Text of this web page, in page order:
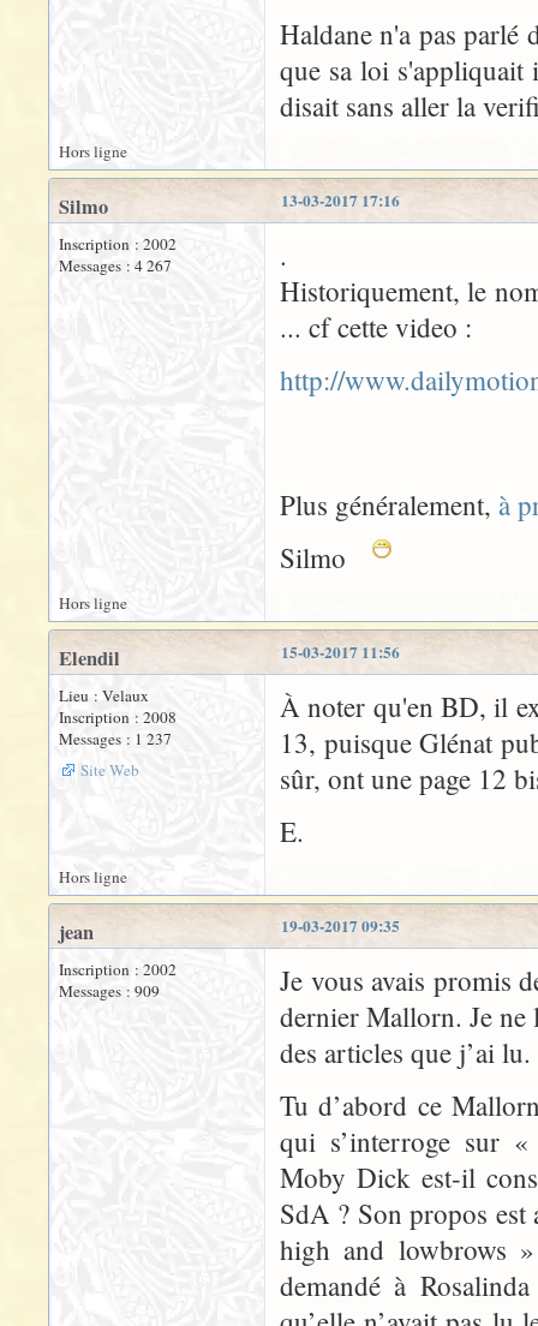
Haldane n'a pas parlé
que sa loi s'appliquait
disait sans aller la
Hors ligne
13-03-2017 17:16
Silmo
Inscription : 2002
Messages : 4 267
.
Historiquement, le
... cf cette video :
http://
Plus généralement, à
Silmo
Hors ligne
15-03-2017 11:56
Elendil
Lieu : Velaux
Inscription : 2008
Messages : 1 237
Site Web
À noter qu'en BD, il
13, puisque Glénat
sûr, ont une page 12
E.
Hors ligne
19-03-2017 09:35
jean
Inscription : 2002
Messages : 909
Je vous avais promis
dernier Mallorn. Je ne
des articles que j’ai lu.
Tu d’abord ce
qui s’interroge sur
Moby Dick est-il
SdA ? Son propos est
high and lowbrows
demandé à